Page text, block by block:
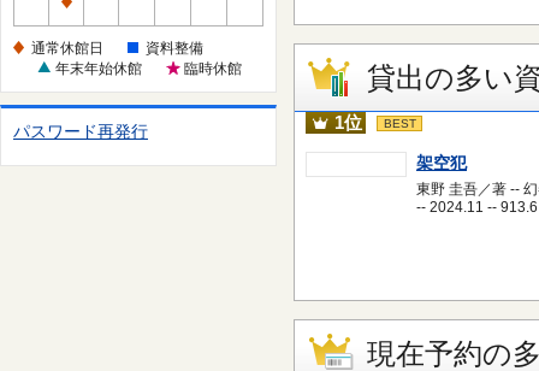
館
日
通
休
日
通常休館日
資料整備
年末年始休館
臨時休館
パスワード再発行
貸出の多い
1位 BEST
架空犯
東野 圭吾／著 --
-- 2024.11 -- 913.6
現在予約の